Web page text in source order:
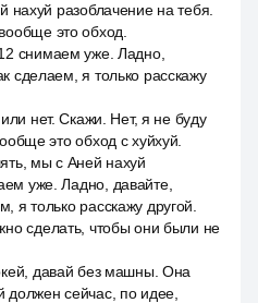
разоблачение на тебя.
это обход.
снимаем уже. Ладно,
сделаем, я только расскажу
нет. Скажи. Нет, я не буду
это обход с хуйхуй.
мы с Аней нахуй
уже. Ладно, давайте,
я только расскажу другой.
сделать, чтобы они были не
давай без машны. Она
должен сейчас, по идее,